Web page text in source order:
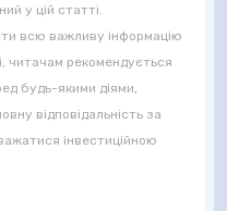
у цій статті.
всю важливу інформацію
читачам рекомендується
будь-якими діями,
відповідальність за
інвестиційною